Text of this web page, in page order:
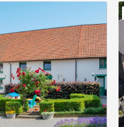
Next